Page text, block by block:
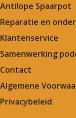
Antilope Spaarpot
Reparatie en
Klantenservice
Samenwerking
Contact
Algemene
Privacybeleid